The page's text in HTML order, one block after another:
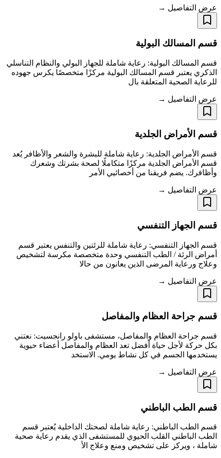
عرض التفاصيل →
قسم المسالك البولية
قسم المسالك البولية: رعاية شاملة للجهاز البولي والنظام التناسلي
الذكري يعتبر قسم المسالك البولية مركزًا متخصصًا يكرس جهوده
للرعاية الصحية المتعلقة بال
عرض التفاصيل →
قسم الأمراض الجلدية
قسم الأمراض الجلدية: رعاية شاملة للبشرة والشعر والأظافر يُعد
قسم الأمراض الجلدية مركزًا متكاملًا لصحة بشرتك وشعرك
وأظافرك. يضم فريقنا من أخصائيي الأمر
عرض التفاصيل →
قسم الجهاز التنفسي
قسم الجهاز التنفسي: رعاية شاملة للرئتين والتنفس يعتبر قسم
أمراض الرئة / الطب التنفسي وحدة متخصصة مكرسة لتشخيص
وعلاج ورعاية المرضى الذين يعانون من حالا
عرض التفاصيل →
قسم جراحة العظام والمفاصل
قسم جراحة العظام والمفاصل، مستشفى باولو رانجسيت: نعتني
بكل حركة لأجل حياة أفضل تعد العظام والمفاصل أعضاء حيوية
يستخدمها الجسم في كل نشاط يومي. الاستخد
عرض التفاصيل →
قسم الطب الباطني
قسم الطب الباطني: رعاية شاملة لصحتك الداخلية يُعتبر قسم
الطب الباطني القلب الحيوي للمستشفى الذي يقدم رعاية صحية
شاملة ، ويركز على تشخيص ومنع وعلاج الأ